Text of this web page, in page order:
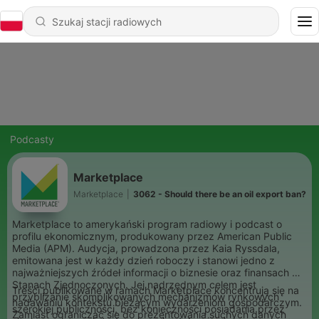
Podcasty
Marketplace
Marketplace 3062 - Should there be an oil export ban?
Marketplace to amerykański program radiowy i podcast o
profilu ekonomicznym, produkowany przez American Public
Media (APM). Audycja, prowadzona przez Kaia Ryssdala,
emitowana jest w każdy dzień roboczy i stanowi jedno z
najważniejszych źródeł informacji o biznesie oraz finansach w
Stanach Zjednoczonych. Jej nadrzędnym celem jest
przybliżanie skomplikowanych mechanizmów rynkowych
szerokiej publiczności, bez konieczności posiadania przez
Treści publikowane w ramach Marketplace koncentrują się na
nadawaniu kontekstu bieżącym wydarzeniom gospodarczym.
Zamiast ograniczać się do prezentowania suchych danych